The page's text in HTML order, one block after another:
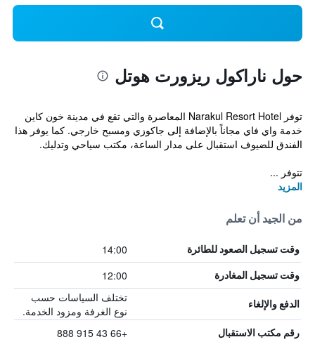
حول ناراكول ريزورت هوتل
توفر Narakul Resort Hotel المعاصرة والتي تقع في مدينة خون كاين
خدمة واي فاي مجاناً بالإضافة إلى جاكوزي ومسبح خارجي. كما يوفر هذا
الفندق للضيوف استقبال على مدار الساعة، مكتب سياحي وتدليك.
تتوفر ...
المزيد
من الجيد أن تعلم
وقت تسجيل الصعود للطائرة 14:00
وقت تسجيل المغادرة 12:00
الدفع والإلغاء
تختلف السياسات حسب
نوع الغرفة ومزود الخدمة.
رقم مكتب الاستقبال +66 43 915 888